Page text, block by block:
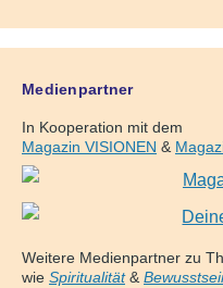
Medienpartner
In Kooperation mit dem
Magazin VISIONEN &
Weitere Medienpartner zu
wie Spiritualität&